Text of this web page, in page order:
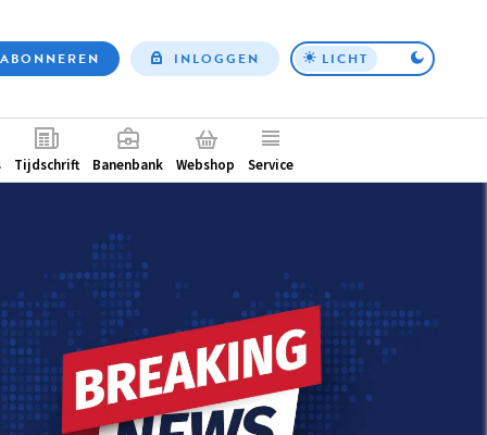
Top
ABONNEREN INLOGGEN LICHT
Tijdschrift Banenbank Webshop Service